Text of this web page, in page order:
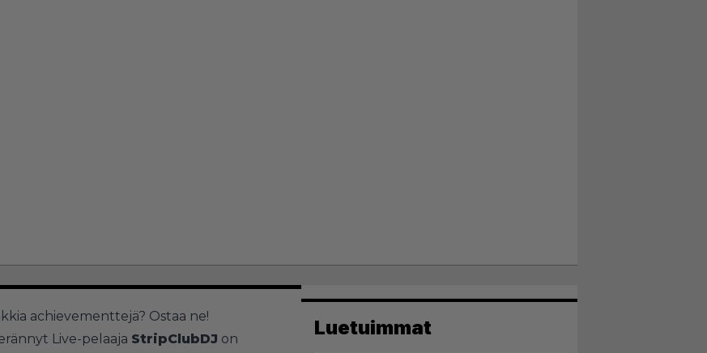
achievementtejä? Ostaa ne!
Live-pelaaja StripClubDJ on
Luetuimmat